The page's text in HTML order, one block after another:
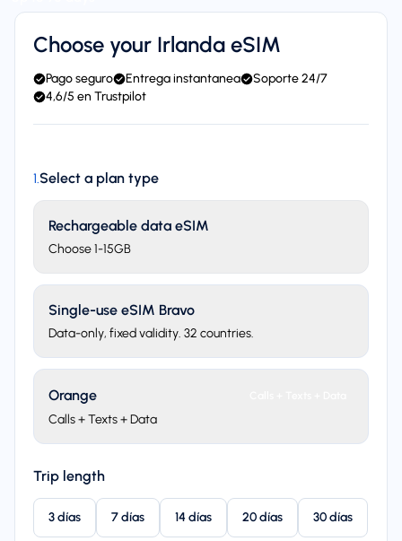
Choose your Irlanda eSIM
Pago seguro Entrega instantanea
Soporte 24/7
4,6/5 en Trustpilot
1.Select a plan type
Rechargeable data eSIM
Choose 1-15GB
Single-use eSIM Bravo
Data-only, fixed validity. 32 countries.
Orange
Calls + Texts + Data
Trip length
3 días 7 días 14 días 20 días 30 días